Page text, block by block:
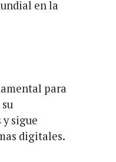
en la
para
sigue
digitales.